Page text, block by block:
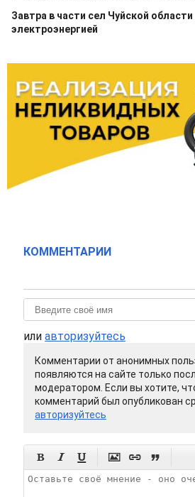
Завтра в части сел Чуйской
электроэнергией
КОММЕНТАРИИ
или авторизуйтесь
Комментарии от анонимных
появляются на сайте только
модератором. Если вы хотите,
комментарий был опубликован
авторизуйтесь
     